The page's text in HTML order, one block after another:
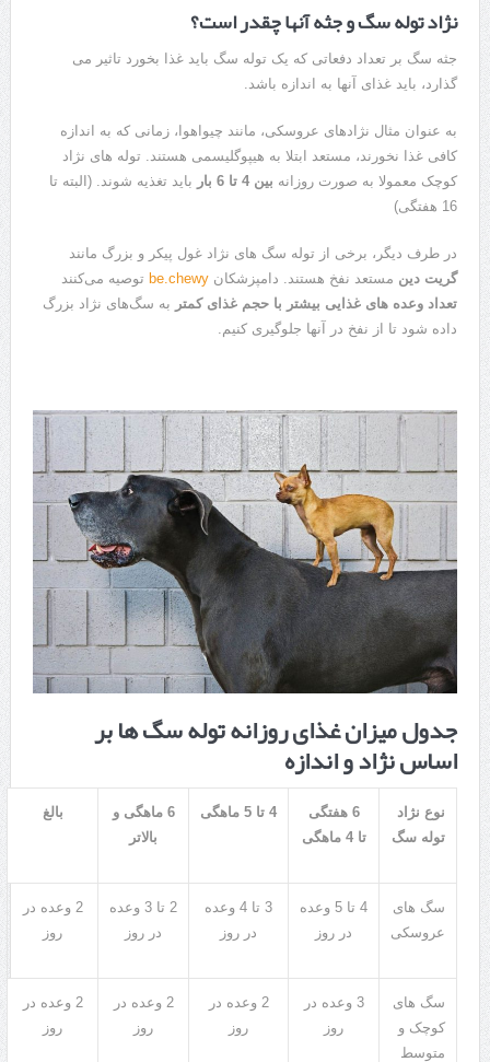
نژاد توله سگ و جثه آنها چقدر است؟
جثه سگ بر تعداد دفعاتی که یک توله سگ باید غذا بخورد تاثیر می
گذارد، باید غذای آنها به اندازه باشد.
به عنوان مثال نژادهای عروسکی، مانند چیواهوا، زمانی که به اندازه
کافی غذا نخورند، مستعد ابتلا به هیپوگلیسمی هستند. توله های نژاد
کوچک معمولا به صورت روزانه بین 4 تا 6 بار
باید تغذیه شوند. (البته تا
16 هفتگی)
در طرف دیگر، برخی از توله سگ های نژاد غول پیکر و بزرگ مانند
گریت دین مستعد نفخ هستند. دامپزشکان be.chewyتوصیه می‌کنند
تعداد وعده های غذایی بیشتر با حجم غذای کمتر به سگ‌های نژاد بزرگ
داده شود تا از نفخ در آنها جلوگیری کنیم.
جدول میزان غذای روزانه توله سگ ها بر
اساس نژاد و اندازه
نوع نژاد
توله سگ
6 هفتگی
تا4 ماهگی
4 تا 5 ماهگی 6 ماهگی و
بالاتر
بالغ
سگ های
عروسکی
4 تا 5 وعده
در روز
3 تا 4 وعده
در روز
2 تا 3 وعده
در روز
2 وعده در
روز
سگ های
کوچک و
متوسط
3 وعده در
روز
2 وعده در
روز
2 وعده در
روز
2 وعده در
روز